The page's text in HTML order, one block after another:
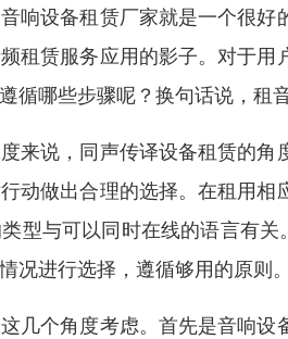
响设备租赁厂家就是一个很
租赁服务应用的影子。对于
循哪些步骤呢？换句话说，租
来说，同声传译设备租赁的
动做出合理的选择。在租用
型与可以同时在线的语言有
况进行选择，遵循够用的原则。
几个角度考虑。首先是音响